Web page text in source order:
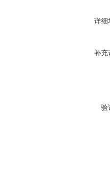
详细
补充
验